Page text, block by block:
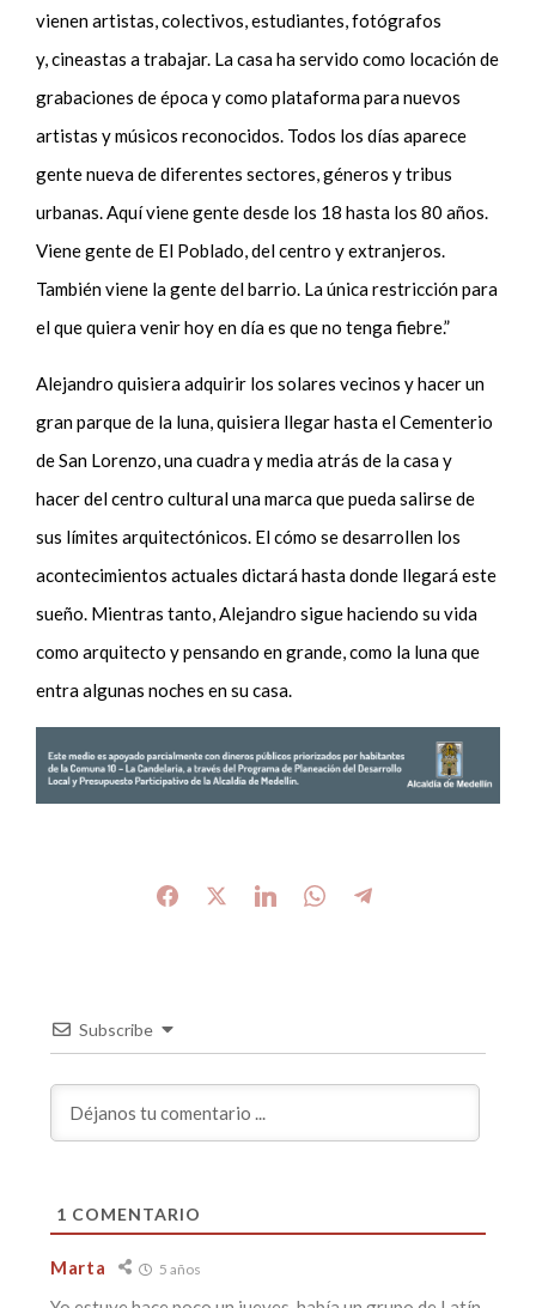
vienen artistas, colectivos, estudiantes, fotógrafos
y,cineastas a trabajar. La casa ha servido como locación de
grabaciones de época y como plataforma para nuevos
artistas y músicos reconocidos. Todos los días aparece
gente nueva de diferentes sectores, géneros y tribus
urbanas. Aquí viene gente desde los 18 hasta los 80 años.
Viene gente de El Poblado, del centro y extranjeros.
También viene la gente del barrio. La única restricción para
el que quiera venir hoy en día es que no tenga fiebre.”
Alejandro quisiera adquirir los solares vecinos y hacer un
gran parque de la luna, quisiera llegar hasta el Cementerio
de San Lorenzo, una cuadra y media atrás de la casa y
hacer del centro cultural una marca que pueda salirse de
sus límites arquitectónicos. El cómo se desarrollen los
acontecimientos actuales dictará hasta donde llegaráeste
sueño. Mientras tanto, Alejandro sigue haciendo su vida
como arquitecto y pensando en grande, como la luna que
entra algunas noches en su casa.
Subscribe
1 COMENTARIO
Marta 5 años